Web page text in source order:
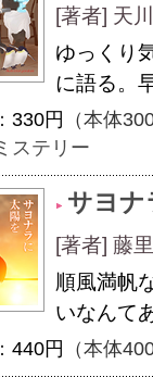
[著者] 天
ゆっくり
に語る。
330円
（本体
ステリー
サヨナ
[著者] 藤
順風満帆
いなんて
440円 （本体